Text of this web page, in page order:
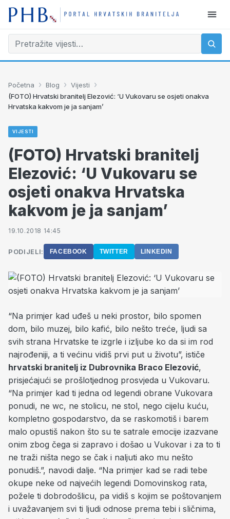
Početna › Blog › Vijesti ›
(FOTO) Hrvatski branitelj Elezović: ‘U Vukovaru se osjeti onakva
Hrvatska kakvom je ja sanjam’
VIJESTI
(FOTO) Hrvatski branitelj
Elezović: ‘U Vukovaru se
osjeti onakva Hrvatska
kakvom je ja sanjam’
19.10.2018 14:45
PODIJELI: FACEBOOK TWITTER LINKEDIN
“Na primjer kad uđeš u neki prostor, bilo spomen
dom, bilo muzej, bilo kafić, bilo nešto treće, ljudi sa
svih strana Hrvatske te izgrle i izljube ko da si im rod
najrođeniji, a ti većinu vidiš prvi put u životu”, ističe
hrvatski branitelj iz Dubrovnika Braco Elezović,
prisjećajući se prošlotjednog prosvjeda u Vukovaru.
“Na primjer kad ti jedna od legendi obrane Vukovara
ponudi, ne wc, ne stolicu, ne stol, nego cijelu kuću,
kompletno gospodarstvo, da se raskomotiš i barem
malo opustiš nakon što su te satrale emocije izazvane
onim zbog čega si zapravo i došao u Vukovar i za to ti
ne traži ništa nego se čak i naljuti ako mu nešto
ponudiš.”, navodi dalje. “Na primjer kad se radi tebe
okupe neke od najvećih legendi Domovinskog rata,
požele ti dobrodošlicu, pa vidiš s kojim se poštovanjem
i uvažavanjem svi ti ljudi odnose prema tebi i sličnima,